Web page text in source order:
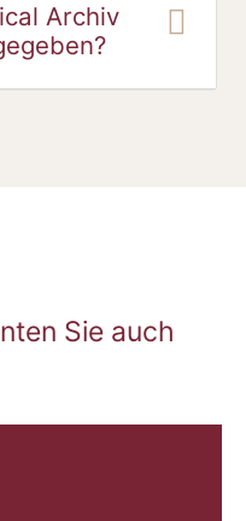
Archiv
Sie auch